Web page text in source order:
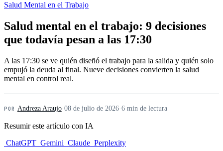
Salud Mental en el Trabajo
Salud mental en el trabajo: 9 decisiones
que todavía pesan a las 17:30
A las 17:30 se ve quién diseñó el trabajo para la salida y quién solo
empujó la deuda al final. Nueve decisiones convierten la salud
mental en control real.
POR Andreza Araujo· 08 de julio de 2026· 6 min de lectura
Resumir este artículo con IA
ChatGPT Gemini Claude Perplexity